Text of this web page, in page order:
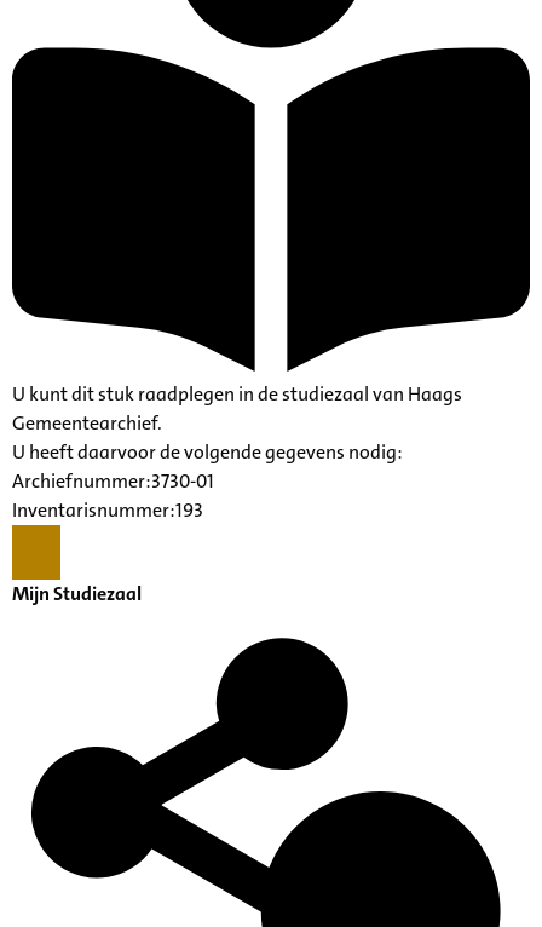
U kunt dit stuk raadplegen in de studiezaal van Haags
Gemeentearchief.
U heeft daarvoor de volgende gegevens nodig:
Archiefnummer:3730-01
Inventarisnummer:193
Mijn Studiezaal